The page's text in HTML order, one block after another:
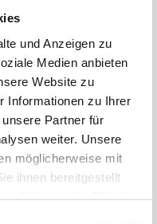
und Anzeigen zu
Medien anbieten
Website zu
Informationen zu Ihrer
Partner für
weiter. Unsere
möglicherweise mit
ihnen bereitgestellt
Nutzung der Dienste